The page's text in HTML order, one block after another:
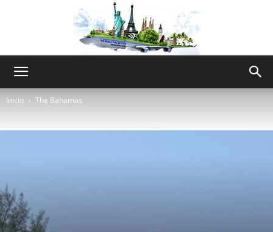
Inicio The Bahamas